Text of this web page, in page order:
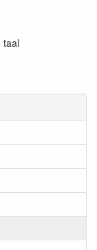
taal